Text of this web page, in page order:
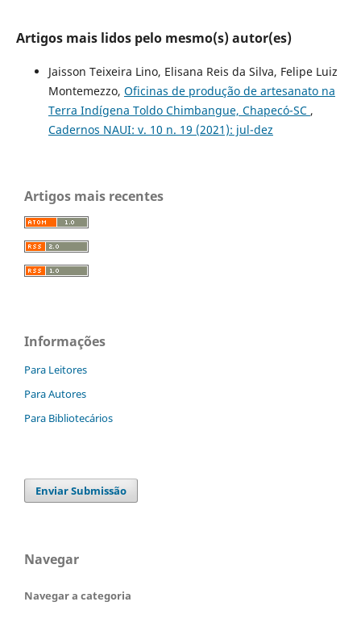
Artigos mais lidos pelo mesmo(s) autor(es)
Jaisson Teixeira Lino, Elisana Reis da Silva, Felipe Luiz
Montemezzo, Oficinas de produção de artesanato na
Terra Indígena Toldo Chimbangue, Chapecó-SC ,
Cadernos NAUI: v. 10 n. 19 (2021): jul-dez
Artigos mais recentes
Informações
Para Leitores
Para Autores
Para Bibliotecários
Enviar Submissão
Navegar
Navegar a categoria